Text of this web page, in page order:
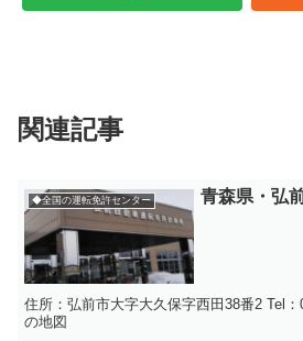
関連記事
◆全国の運転免許センター 青森県・弘
住所：弘前市大字大久保字西田38番2 Tel
の地図